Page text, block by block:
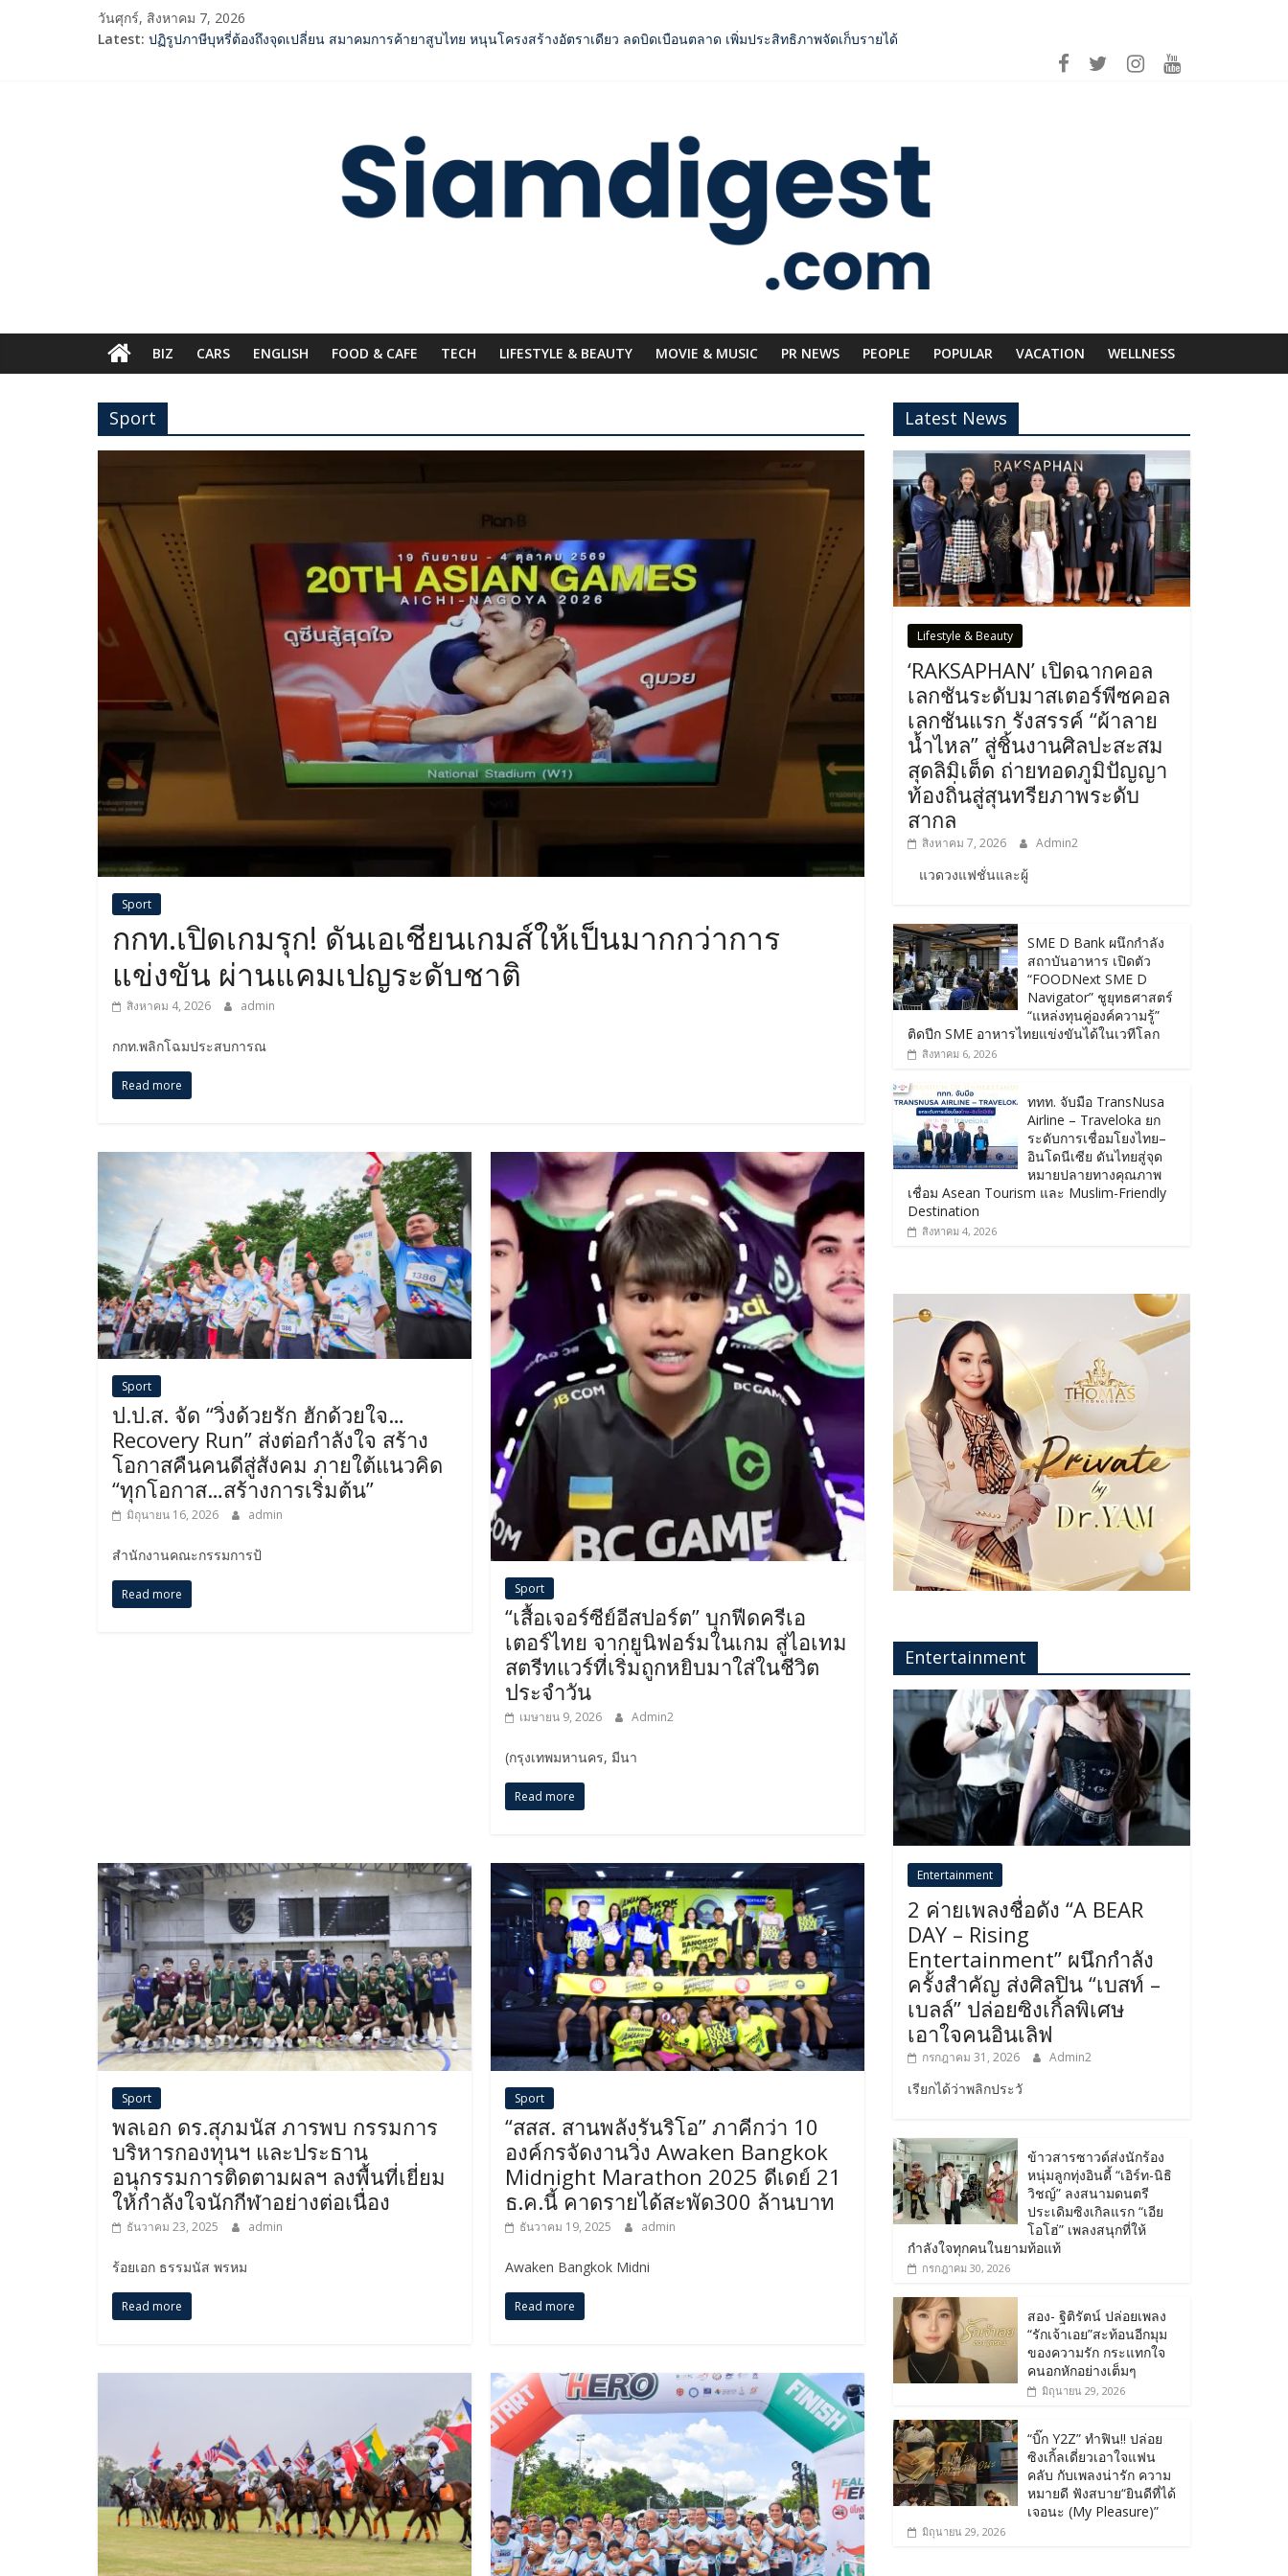
วันศุกร์, สิงหาคม 7, 2026
Latest: ปฏิรูปภาษีบุหรี่ต้องถึงจุดเปลี่ยน สมาคมการค้ายาสูบไทย หนุนโครงสร้างอัตราเดียว ลดบิดเบือนตลาด เพิ่มประสิทธิภาพจัดเก็บรายได้
‘RAKSAPHAN’ เปิดฉากคอลเลกชันระดับมาสเตอร์พีซคอลเลกชันแรก รังสรรค์ “ผ้าลายน้ำไหล” สู่ชิ้นงานศิลปะสะสมสุดลิมิเต็ด ถ่ายทอดภูมิปัญญาท้องถิ่นสู่สุนทรียภาพระดับสากล
BIZ CARS ENGLISH​ FOOD & CAFE TECH LIFESTYLE & BEAUTY MOVIE & MUSIC PR NEWS PEOPLE POPULAR VACATION WELLNESS
Sport
Sport
กกท.เปิดเกมรุก! ดันเอเชียนเกมส์ให้เป็นมากกว่าการ
แข่งขัน ผ่านแคมเปญระดับชาติ
สิงหาคม 4, 2026 admin
กกท.พลิกโฉมประสบการณ
Read more
Sport
ป.ป.ส. จัด “วิ่งด้วยรัก ฮักด้วยใจ…
Recovery Run” ส่งต่อกำลังใจ สร้าง
โอกาสคืนคนดีสู่สังคม ภายใต้แนวคิด
“ทุกโอกาส…สร้างการเริ่มต้น”
มิถุนายน 16, 2026 admin
สำนักงานคณะกรรมการป้
Read more Sport
“เสื้อเจอร์ซีย์อีสปอร์ต” บุกฟีดครีเอ
เตอร์ไทย จากยูนิฟอร์มในเกม สู่ไอเทม
สตรีทแวร์ที่เริ่มถูกหยิบมาใส่ในชีวิต
ประจำวัน
เมษายน 9, 2026 Admin2
(กรุงเทพมหานคร, มีนา
Read more
Sport
พลเอก ดร.สุภมนัส ภารพบ กรรมการ
บริหารกองทุนฯ และประธาน
อนุกรรมการติดตามผลฯ ลงพื้นที่เยี่ยม
ให้กำลังใจนักกีฬาอย่างต่อเนื่อง
ธันวาคม 23, 2025 admin
ร้อยเอก ธรรมนัส พรหม
Read more
Sport
“สสส. สานพลังรันริโอ” ภาคีกว่า 10
องค์กรจัดงานวิ่ง Awaken Bangkok
Midnight Marathon 2025 ดีเดย์ 21
ธ.ค.นี้ คาดรายได้สะพัด300 ล้านบาท
ธันวาคม 19, 2025 admin
Awaken Bangkok Midni
Read more
Latest News
Lifestyle & Beauty
‘RAKSAPHAN’ เปิดฉากคอล
เลกชันระดับมาสเตอร์พีซคอล
เลกชันแรก รังสรรค์ “ผ้าลาย
น้ำไหล” สู่ชิ้นงานศิลปะสะสม
สุดลิมิเต็ด ถ่ายทอดภูมิปัญญา
ท้องถิ่นสู่สุนทรียภาพระดับ
สากล
สิงหาคม 7, 2026 Admin2
แวดวงแฟชั่นและผู้
SME D Bank ผนึกกำลัง
สถาบันอาหาร เปิดตัว
“FOODNext SME D
Navigator” ชูยุทธศาสตร์
“แหล่งทุนคู่องค์ความรู้”
ติดปีก SME อาหารไทยแข่งขันได้ในเวทีโลก
สิงหาคม 6, 2026
ททท. จับมือ TransNusa
Airline – Traveloka ยก
ระดับการเชื่อมโยงไทย–
อินโดนีเซีย ดันไทยสู่จุด
หมายปลายทางคุณภาพ
เชื่อม Asean Tourism และ Muslim-Friendly
Destination
สิงหาคม 4, 2026
Entertainment
Entertainment
2 ค่ายเพลงชื่อดัง “A BEAR
DAY – Rising
Entertainment” ผนึกกำลัง
ครั้งสำคัญ ส่งศิลปิน “เบสท์ –
เบลล์” ปล่อยซิงเกิ้ลพิเศษ
เอาใจคนอินเลิฟ
กรกฎาคม 31, 2026 Admin2
เรียกได้ว่าพลิกประวั
ข้าวสารซาวด์ส่งนักร้อง
หนุ่มลูกทุ่งอินดี้ “เอิร์ท-นิธิ
วิชญ์” ลงสนามดนตรี
ประเดิมซิงเกิลแรก “เอีย
โอโฮ่” เพลงสนุกที่ให้
กำลังใจทุกคนในยามท้อแท้
กรกฎาคม 30, 2026
สอง- ฐิติรัตน์ ปล่อยเพลง
“รักเจ้าเอย”สะท้อนอีกมุม
ของความรัก กระแทกใจ
คนอกหักอย่างเต็มๆ
มิถุนายน 29, 2026
“บิ๊ก Y2Z” ทำฟิน!! ปล่อย
ซิงเกิ้ลเดี่ยวเอาใจแฟน
คลับ กับเพลงน่ารัก ความ
หมายดี ฟังสบาย“ยินดีที่ได้
เจอนะ (My Pleasure)”
มิถุนายน 29, 2026